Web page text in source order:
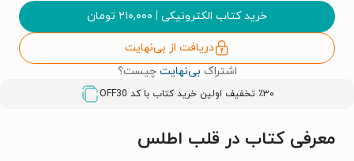
خرید کتاب الکترونیکی | ۲۱۰,۰۰۰ تومان
دریافت از بی‌نهایت
اشتراک بی‌نهایت چیست؟
٪۳۰ تخفیف اولین خرید کتاب با کد OFF30
معرفی کتاب در قلب اطلس